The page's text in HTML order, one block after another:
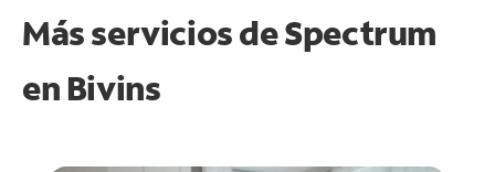
Más servicios de Spectrum
en Bivins